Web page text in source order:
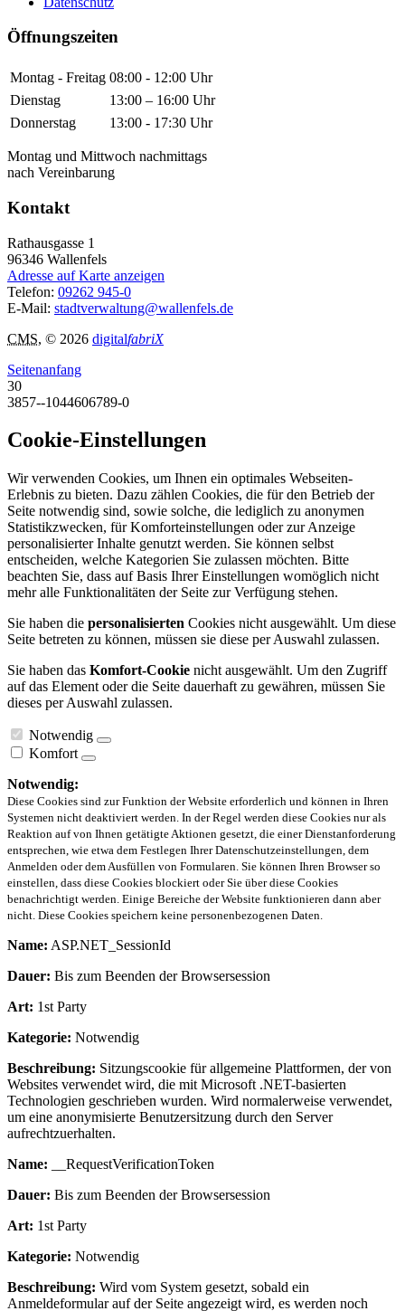
Öffnungszeiten
Montag - Freitag 08:00 - 12:00 Uhr
Dienstag
13:00 – 16:00 Uhr
Donnerstag
13:00 - 17:30 Uhr
Montag und Mittwoch nachmittags
nach Vereinbarung
Kontakt
Rathausgasse 1
96346 Wallenfels
Adresse auf Karte anzeigen
Telefon: 09262 945-0
E-Mail: stadtverwaltung@wallenfels.de
CMS, © 2026 digitalfabriX
Seitenanfang
30
3857--1044606789-0
Cookie-Einstellungen
Wir verwenden Cookies, um Ihnen ein optimales Webseiten-
Erlebnis zu bieten. Dazu zählen Cookies, die für den Betrieb der
Seite notwendig sind, sowie solche, die lediglich zu anonymen
Statistikzwecken, für Komforteinstellungen oder zur Anzeige
personalisierter Inhalte genutzt werden. Sie können selbst
entscheiden, welche Kategorien Sie zulassen möchten. Bitte
beachten Sie, dass auf Basis Ihrer Einstellungen womöglich nicht
mehr alle Funktionalitäten der Seite zur Verfügung stehen.
Sie haben die personalisierten Cookies nicht ausgewählt. Um diese
Seite betreten zu können, müssen sie diese per Auswahl zulassen.
Sie haben das Komfort-Cookie nicht ausgewählt. Um den Zugriff
auf das Element oder die Seite dauerhaft zu gewähren, müssen Sie
dieses per Auswahl zulassen.
Notwendig
Komfort
Notwendig:
Diese Cookies sind zur Funktion der Website erforderlich und können in Ihren
Systemen nicht deaktiviert werden. In der Regel werden diese Cookies nur als
Reaktion auf von Ihnen getätigte Aktionen gesetzt, die einer Dienstanforderung
entsprechen, wie etwa dem Festlegen Ihrer Datenschutzeinstellungen, dem
Anmelden oder dem Ausfüllen von Formularen. Sie können Ihren Browser so
einstellen, dass diese Cookies blockiert oder Sie über diese Cookies
benachrichtigt werden. Einige Bereiche der Website funktionieren dann aber
nicht. Diese Cookies speichern keine personenbezogenen Daten.
Name: ASP.NET_SessionId
Dauer: Bis zum Beenden der Browsersession
Art: 1st Party
Kategorie: Notwendig
Beschreibung: Sitzungscookie für allgemeine Plattformen, der von
Websites verwendet wird, die mit Microsoft .NET-basierten
Technologien geschrieben wurden. Wird normalerweise verwendet,
um eine anonymisierte Benutzersitzung durch den Server
aufrechtzuerhalten.
Name: __RequestVerificationToken
Dauer: Bis zum Beenden der Browsersession
Art: 1st Party
Kategorie: Notwendig
Beschreibung: Wird vom System gesetzt, sobald ein
Anmeldeformular auf der Seite angezeigt wird, es werden noch